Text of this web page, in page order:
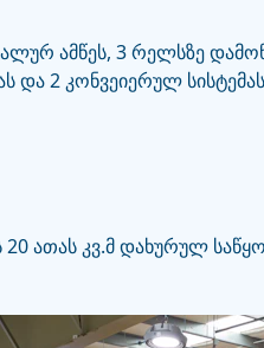
ამწეს, 3 რელსზე
და 2 კონვეიერულ
20 ათას კვ.მ დახურულ